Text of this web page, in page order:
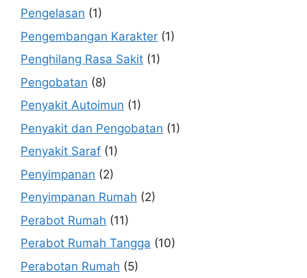
Pengelasan (1)
Pengembangan Karakter (1)
Penghilang Rasa Sakit (1)
Pengobatan (8)
Penyakit Autoimun (1)
Penyakit dan Pengobatan (1)
Penyakit Saraf (1)
Penyimpanan (2)
Penyimpanan Rumah (2)
Perabot Rumah (11)
Perabot Rumah Tangga (10)
Perabotan Rumah (5)